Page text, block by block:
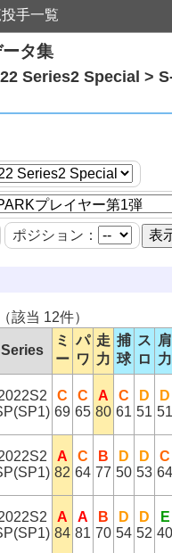
投手一覧
タ集
Series2 Special >
ポジション：
該当 12件）
Series
ミ
ー
パ
ワ
走
力
捕
球
ス
ロ
肩
力
C
69
C
65
A
80
C
61
D
51
D
51
A
82
C
64
B
77
D
50
D
53
C
64
A
84
A
81
B
70
D
54
D
52
E
40